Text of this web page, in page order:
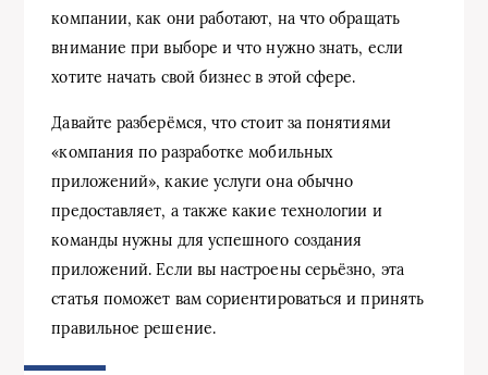
компании, как они работают, на что обращать
внимание при выборе и что нужно знать, если
хотите начать свой бизнес в этой сфере.
Давайте разберёмся, что стоит за понятиями
«компания по разработке мобильных
приложений», какие услуги она обычно
предоставляет, а также какие технологии и
команды нужны для успешного создания
приложений. Если вы настроены серьёзно, эта
статья поможет вам сориентироваться и принять
правильное решение.